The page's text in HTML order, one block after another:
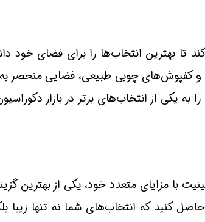
تا بهترین انتخاب‌ها را برای فضای خود
و کفپوش‌های چوبی طبیعی، فضایی منحصر
یکی از انتخاب‌های برتر در بازار
با مزایای متعدد خود، یکی از بهترین
که انتخاب‌های شما نه تنها زیبا